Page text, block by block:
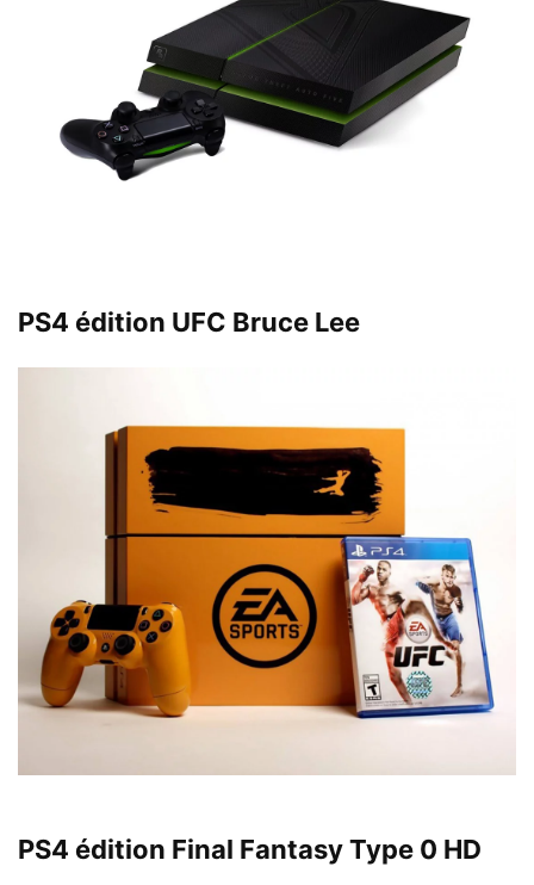
PS4 édition UFC Bruce Lee
PS4 édition Final Fantasy Type 0 HD